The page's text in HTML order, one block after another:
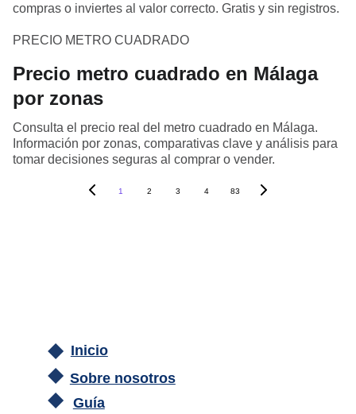
compras o inviertes al valor correcto. Gratis y sin registros.
PRECIO METRO CUADRADO
Precio metro cuadrado en Málaga
por zonas
Consulta el precio real del metro cuadrado en Málaga.
Información por zonas, comparativas clave y análisis para
tomar decisiones seguras al comprar o vender.
1 2 3 4 83
Inicio
Guía
Sobre nosotros